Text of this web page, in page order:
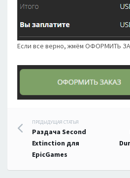
Если все верно, жмём ОФОРМИТЬ
Навигация
по
записям
ПРЕДЫДУЩАЯ СТАТЬЯ
Раздача Second
Extinction для
EpicGames